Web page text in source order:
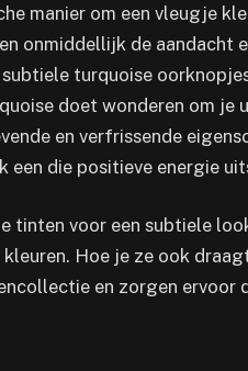
manier om een vleugje
onmiddellijk de aandacht
turquoise
doet wonderen om je
en verfrissende
een die positieve energie
tinten voor een subtiele
Hoe je ze ook
en zorgen ervoor